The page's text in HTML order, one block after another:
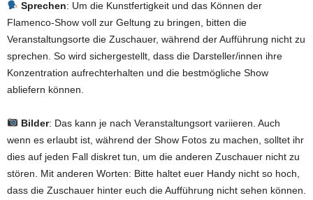
Sprechen: Um die Kunstfertigkeit und das Können der
Flamenco-Show voll zur Geltung zu bringen, bitten die
Veranstaltungsorte die Zuschauer, während der Aufführung nicht zu
sprechen. So wird sichergestellt, dass die Darsteller/innen ihre
Konzentration aufrechterhalten und die bestmögliche Show
abliefern können.
Bilder: Das kann je nach Veranstaltungsort variieren. Auch
wenn es erlaubt ist, während der Show Fotos zu machen, solltet ihr
dies auf jeden Fall diskret tun, um die anderen Zuschauer nicht zu
stören. Mit anderen Worten: Bitte haltet euer Handy nicht so hoch,
dass die Zuschauer hinter euch die Aufführung nicht sehen können.